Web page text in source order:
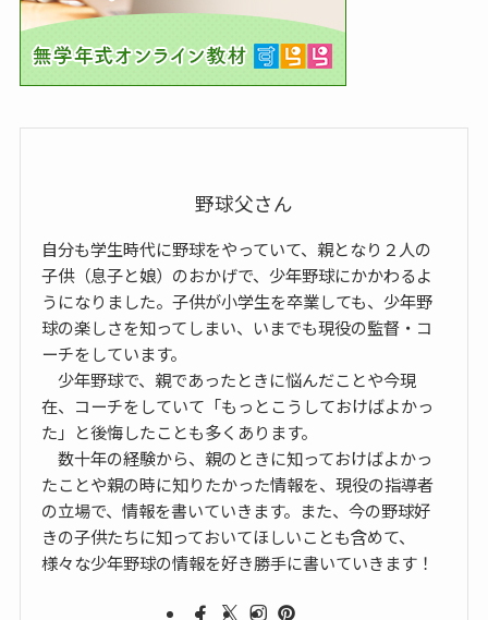
野球父さん
自分も学生時代に野球をやっていて、親となり２人の
子供（息子と娘）のおかげで、少年野球にかかわるよ
うになりました。子供が小学生を卒業しても、少年野
球の楽しさを知ってしまい、いまでも現役の監督・コ
ーチをしています。
少年野球で、親であったときに悩んだことや今現
在、コーチをしていて「もっとこうしておけばよかっ
た」と後悔したことも多くあります。
数十年の経験から、親のときに知っておけばよかっ
たことや親の時に知りたかった情報を、現役の指導者
の立場で、情報を書いていきます。また、今の野球好
きの子供たちに知っておいてほしいことも含めて、
様々な少年野球の情報を好き勝手に書いていきます！